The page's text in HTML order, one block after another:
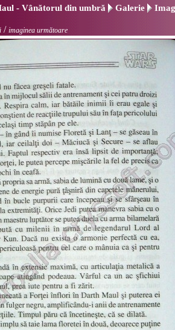
- Vânătorul din umbră Galerie
/ imaginea următoare